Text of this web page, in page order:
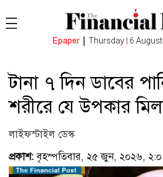
Epaper| Thursday 6 August
টানা ৭ দিন ডাবের
শরীরে যে উপকার
লাইফস্টাইল ডেস্ক
প্রকাশ:বৃহস্পতিবার, ২৫ জুন, ২০২৬,